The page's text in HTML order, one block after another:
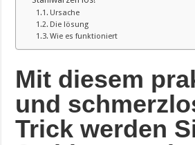
Ursache
Die lösung
Wie es funktioniert
Mit diesem
und
Trick werden